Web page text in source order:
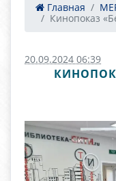
Главная
Кинопоказ
20.09.2024 06:39